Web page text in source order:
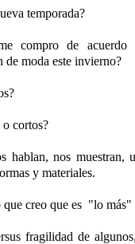
temporada?
compro de
de moda este invierno?
cortos?
hablan, nos muestran,
y materiales.
que creo que es "lo más"
fragilidad de